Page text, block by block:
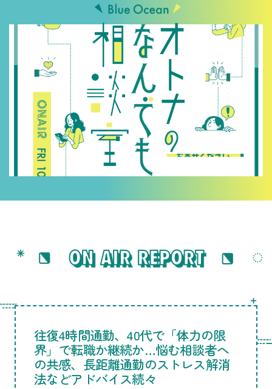
メッセージをお寄せ
往復4時間通勤、40代で「体力の限
界」で転職か継続か…悩む相談者へ
の共感、長距離通勤のストレス解消
法などアドバイス続々